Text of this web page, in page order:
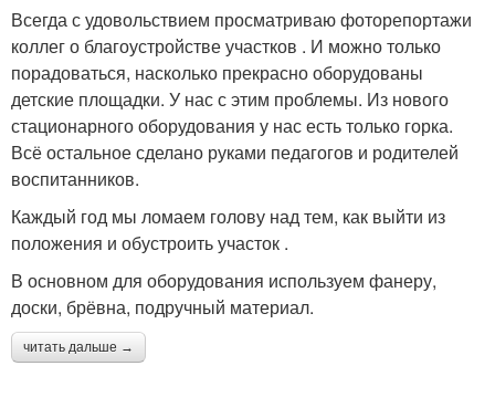
Всегда с удовольствием просматриваю фоторепортажи
коллег о благоустройстве участков . И можно только
порадоваться, насколько прекрасно оборудованы
детские площадки. У нас с этим проблемы. Из нового
стационарного оборудования у нас есть только горка.
Всё остальное сделано руками педагогов и родителей
воспитанников.
Каждый год мы ломаем голову над тем, как выйти из
положения и обустроить участок .
В основном для оборудования используем фанеру,
доски, брёвна, подручный материал.
читать дальше →